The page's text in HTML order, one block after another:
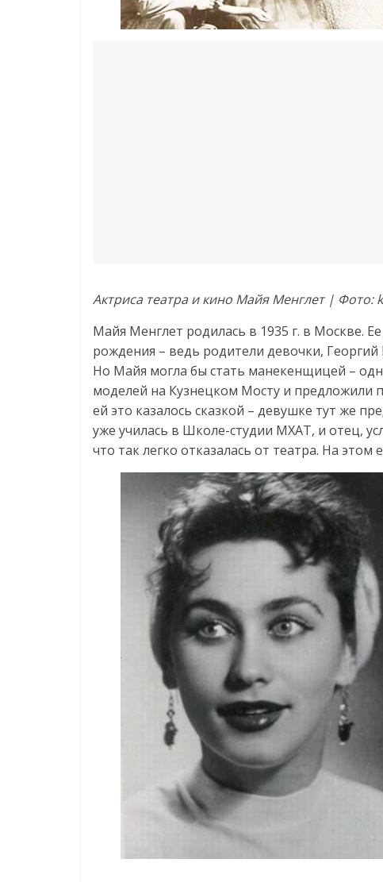
Актриса театра и кино Майя Менглет | Фото:
Майя Менглет родилась в 1935 г. в Москве.
рождения – ведь родители девочки,
Но Майя могла бы стать манекенщицей –
моделей на Кузнецком Мосту и предложили
ей это казалось сказкой – девушке тут же
уже училась в Школе-студии МХАТ, и отец,
что так легко отказалась от театра. На